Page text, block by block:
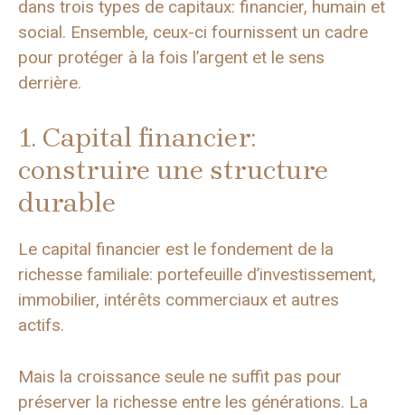
dans trois types de capitaux: financier, humain et
social. Ensemble, ceux-ci fournissent un cadre
pour protéger à la fois l’argent et le sens
derrière.
1. Capital financier:
construire une structure
durable
Le capital financier est le fondement de la
richesse familiale: portefeuille d’investissement,
immobilier, intérêts commerciaux et autres
actifs.
Mais la croissance seule ne suffit pas pour
préserver la richesse entre les générations. La